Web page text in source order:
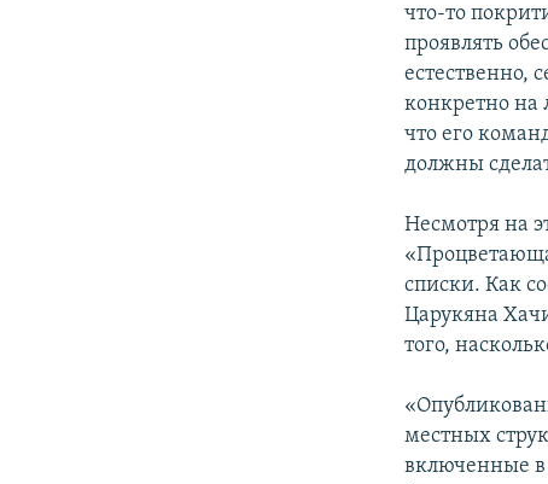
что-то
проявлять
естественно,
конкретно на
что его
должны
Несмотря на
списки. Как
Царукяна
того,
местных
включенные в